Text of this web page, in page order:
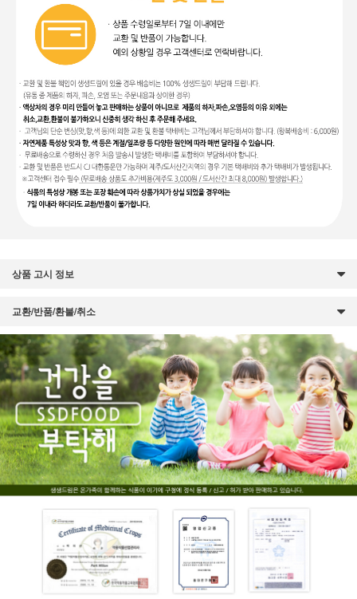
상품 고시 정보
교환/반품/환불/취소